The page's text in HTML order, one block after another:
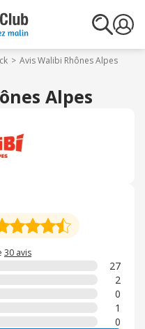
Avis Walibi Rhônes Alpes
Alpes
30 avis
27
2
0
1
0